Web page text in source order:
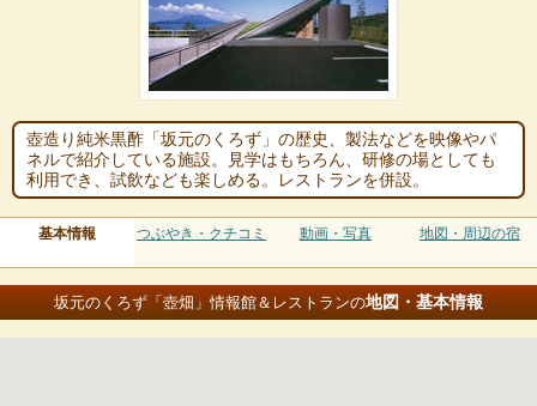
壺造り純米黒酢「坂元のくろず」の歴史、製法などを映像やパ
ネルで紹介している施設。見学はもちろん、研修の場としても
利用でき、試飲なども楽しめる。レストランを併設。
基本情報 つぶやき・クチコミ 動画・写真 地図・周辺の宿
坂元のくろず「壺畑」情報館＆レストランの地図・基本情報